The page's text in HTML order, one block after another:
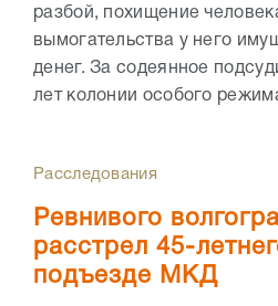
разбой, похищение
вымогательства у него
денег. За содеянное
лет колонии особого
Расследования
Ревнивого
расстрел 45-
подъезде МКД